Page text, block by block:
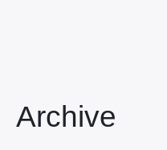
Archive